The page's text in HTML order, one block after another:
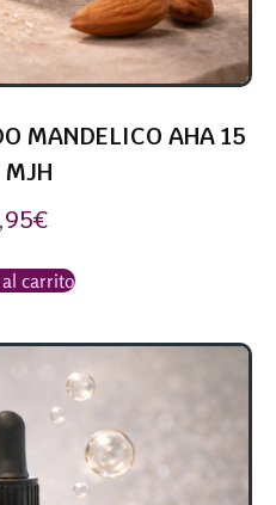
MANDELICO AHA 15
€
carrito